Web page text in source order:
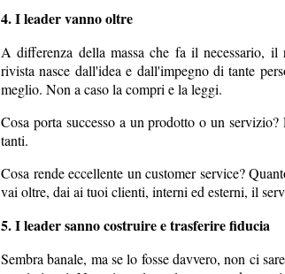
4. I leader vanno oltre
A differenza della massa che fa il necessario,
rivista nasce dall'idea e dall'impegno di tante
meglio. Non a caso la compri e la leggi.
Cosa porta successo a un prodotto o un
tanti.
Cosa rende eccellente un customer service?
vai oltre, dai ai tuoi clienti, interni ed esterni, il
5. I leader sanno costruire e trasferire fiducia
Sembra banale, ma se lo fosse davvero, non ci